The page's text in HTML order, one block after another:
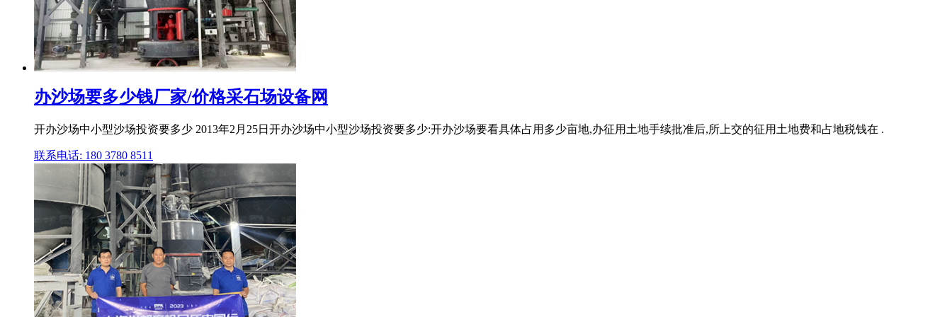
办沙场要多少钱厂家/价格采石场设备网
开办沙场中小型沙场投资要多少 2013年2月25日开办沙场中小型沙场投资要多少:开办沙场要看具体占用多少亩地,办征用土地手续批准后,所上交的征用土地费和占地税钱在 .
联系电话: 180 3780 8511